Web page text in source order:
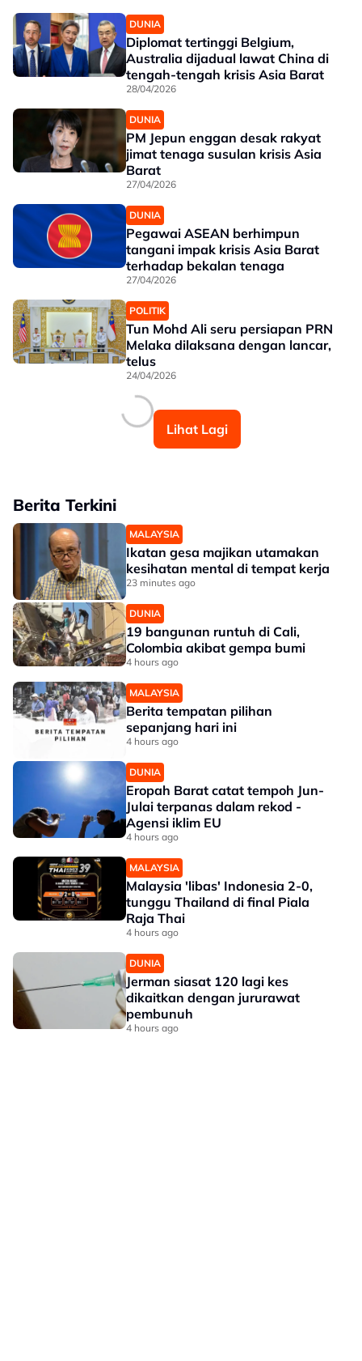
DUNIA
Diplomat tertinggi Belgium,
Australia dijadual lawat China di
tengah-tengah krisis Asia Barat
28/04/2026
DUNIA
PM Jepun enggan desak rakyat
jimat tenaga susulan krisis Asia
Barat
27/04/2026
DUNIA
Pegawai ASEAN berhimpun
tangani impak krisis Asia Barat
terhadap bekalan tenaga
27/04/2026
POLITIK
Tun Mohd Ali seru persiapan PRN
Melaka dilaksana dengan lancar,
telus
24/04/2026
Lihat Lagi
Berita Terkini
MALAYSIA
Ikatan gesa majikan utamakan
kesihatan mental di tempat kerja
23 minutes ago
DUNIA
19 bangunan runtuh di Cali,
Colombia akibat gempa bumi
4 hours ago
MALAYSIA
Berita tempatan pilihan
sepanjang hari ini
4 hours ago
DUNIA
Eropah Barat catat tempoh Jun-
Julai terpanas dalam rekod -
Agensi iklim EU
4 hours ago
MALAYSIA
Malaysia 'libas' Indonesia 2-0,
tunggu Thailand di final Piala
Raja Thai
4 hours ago
DUNIA
Jerman siasat 120 lagi kes
dikaitkan dengan jururawat
pembunuh
4 hours ago